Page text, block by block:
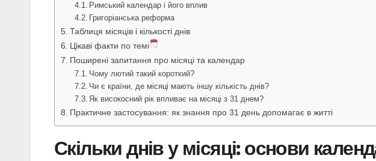
Римський календар і його вплив
Григоріанська реформа
Таблиця місяців і кількості днів
Цікаві факти по темі
Поширені запитання про місяці та календар
Чому лютий такий короткий?
Чи є країни, де місяці мають іншу кількість днів?
Як високосний рік впливає на місяці з 31 днем?
Практичне застосування: як знання про 31 день допомагає в житті
Скільки днів у місяці: основи